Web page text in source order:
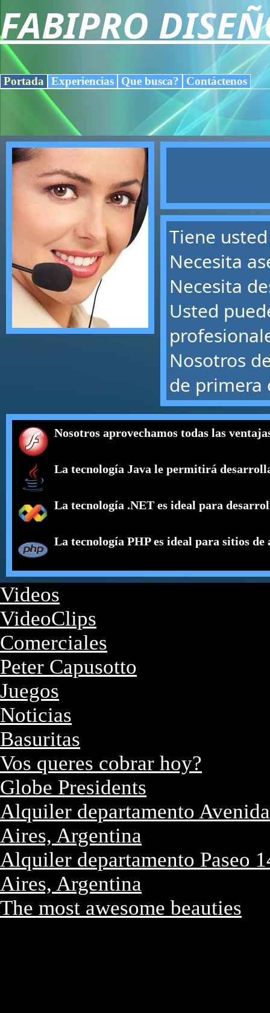
FABIPRO
Portada Experiencias Que busca? Contáctenos
Tiene
Necesita
Necesita
Usted
Nosotros
de primera
Nosotros aprovechamos todas las
La tecnología Java le permitirá
La tecnología .NET es ideal para
La tecnología PHP es ideal para sitios
Videos
VideoClips
Comerciales
Peter Capusotto
Juegos
Noticias
Basuritas
Vos queres cobrar hoy?
Globe Presidents
Alquiler departamento
Aires, Argentina
Alquiler departamento Paseo
Aires, Argentina
The most awesome beauties